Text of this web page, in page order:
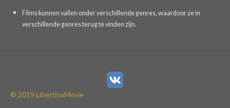
Films kunnen vallen onder verschillende genres, waardoor ze in
verschillende genres terug te vinden zijn.
© 2019 LibertinaMovie